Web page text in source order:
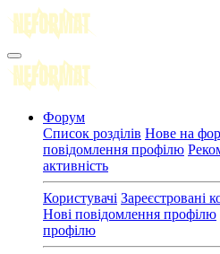
Форум
Список розділів Нове на
повідомлення профілю
активність
Користувачі Зареєстровані
Нові повідомлення профілю
профілю